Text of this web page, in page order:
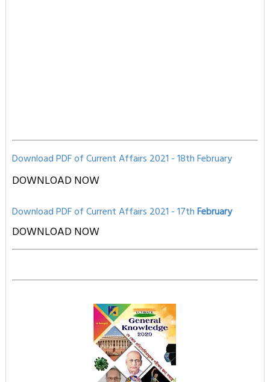
Download PDF of Current Affairs 2021 - 18thFebruary
DOWNLOAD NOW
Download PDF of Current Affairs 2021 - 17thFebruary
DOWNLOAD NOW